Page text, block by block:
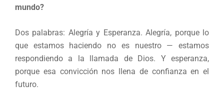
mundo?
Dos palabras: Alegría y Esperanza. Alegría, porque lo
que estamos haciendo no es nuestro — estamos
respondiendo a la llamada de Dios. Y esperanza,
porque esa convicción nos llena de confianza en el
futuro.